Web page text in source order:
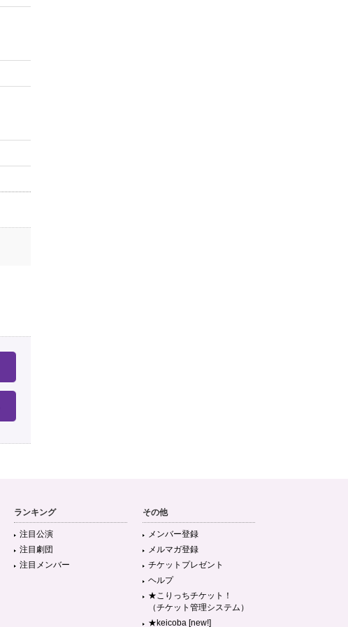
ランキング
注目公演
注目劇団
注目メンバー
その他
メンバー登録
メルマガ登録
チケットプレゼント
ヘルプ
★こりっちチケット！
（チケット管理システム）
★keicoba [new!]